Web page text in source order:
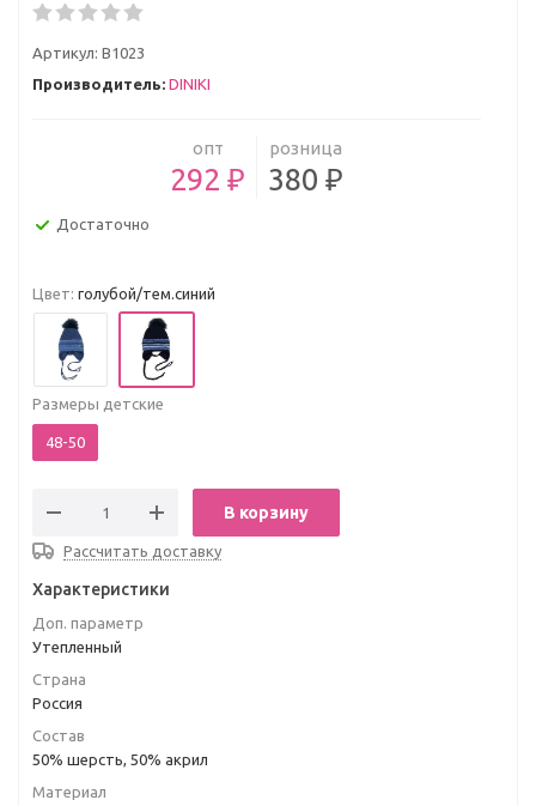
Артикул: В1023
Производитель: DINIKI
опт
292 ₽
розница
380 ₽
Достаточно
Цвет: голубой/тем.синий
Размеры детские
48-50
В корзину
Рассчитать доставку
Характеристики
Доп. параметр
Утепленный
Страна
Россия
Состав
50% шерсть, 50% акрил
Материал